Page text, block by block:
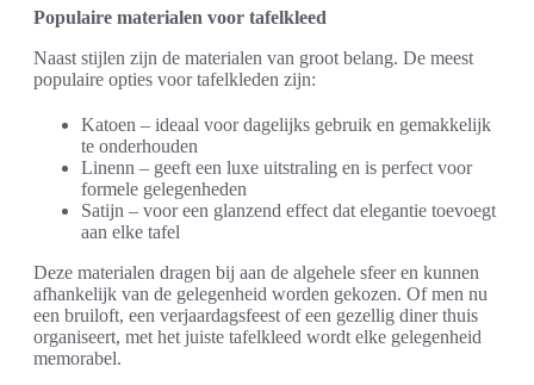
Populaire materialen voor tafelkleed
Naast stijlen zijn de materialen van groot belang. De meest
populaire opties voor tafelkleden zijn:
Katoen – ideaal voor dagelijks gebruik en gemakkelijk
te onderhouden
Linenn – geeft een luxe uitstraling en is perfect voor
formele gelegenheden
Satijn – voor een glanzend effect dat elegantie toevoegt
aan elke tafel
Deze materialen dragen bij aan de algehele sfeer en kunnen
afhankelijk van de gelegenheid worden gekozen. Of men nu
een bruiloft, een verjaardagsfeest of een gezellig diner thuis
organiseert, met het juiste tafelkleed wordt elke gelegenheid
memorabel.